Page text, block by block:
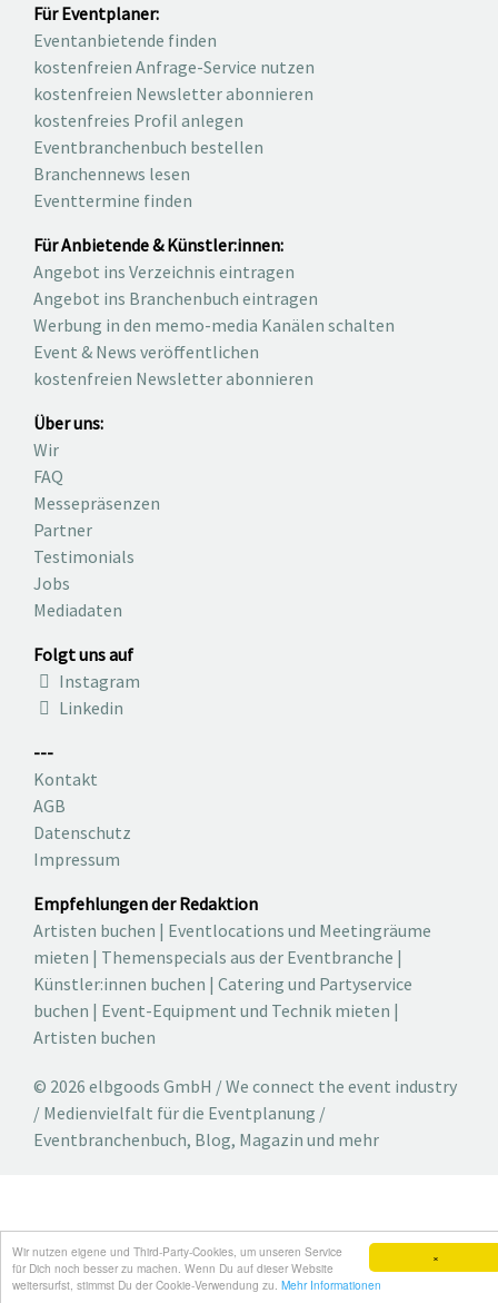
×
Wir nutzen eigene und Third-Party-Cookies, um unseren Service
für Dich noch besser zu machen. Wenn Du auf dieser Website
weitersurfst, stimmst Du der Cookie-Verwendung zu. Mehr Informationen
Für Eventplaner:
Eventanbietende finden
kostenfreien Anfrage-Service nutzen
kostenfreien Newsletter abonnieren
kostenfreies Profil anlegen
Eventbranchenbuch bestellen
Branchennews lesen
Eventtermine finden
Für Anbietende & Künstler:innen:
Angebot ins Verzeichnis eintragen
Angebot ins Branchenbuch eintragen
Werbung in den memo-media Kanälen schalten
Event & News veröffentlichen
kostenfreien Newsletter abonnieren
Über uns:
Wir
FAQ
Messepräsenzen
Partner
Testimonials
Jobs
Mediadaten
Folgt uns auf
Instagram
Linkedin
---
Kontakt
AGB
Datenschutz
Impressum
Empfehlungen der Redaktion
Artisten buchen | Eventlocations und Meetingräume
mieten | Themenspecials aus der Eventbranche |
Künstler:innen buchen | Catering und Partyservice
buchen | Event-Equipment und Technik mieten |
Artisten buchen
© 2026 elbgoods GmbH / We connect the event industry
/ Medienvielfalt für die Eventplanung /
Eventbranchenbuch, Blog, Magazin und mehr